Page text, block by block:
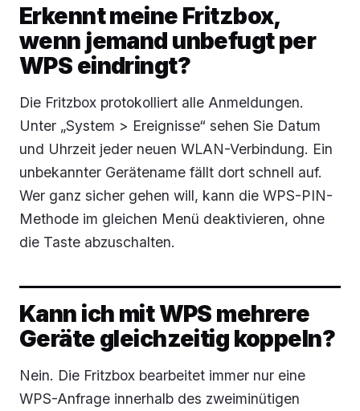
Erkennt meine Fritzbox,
wenn jemand unbefugt per
WPS eindringt?
Die Fritzbox protokolliert alle Anmeldungen.
Unter „System > Ereignisse“ sehen Sie Datum
und Uhrzeit jeder neuen WLAN-Verbindung. Ein
unbekannter Gerätename fällt dort schnell auf.
Wer ganz sicher gehen will, kann die WPS-PIN-
Methode im gleichen Menü deaktivieren, ohne
die Taste abzuschalten.
Kann ich mit WPS mehrere
Geräte gleichzeitig koppeln?
Nein. Die Fritzbox bearbeitet immer nur eine
WPS-Anfrage innerhalb des zweiminütigen